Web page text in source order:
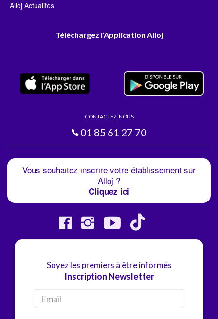
Alloj Actualités
Téléchargez l'Application Alloj
CONTACTEZ-NOUS
01 85 61 27 70
Vous souhaitez inscrire votre établissement sur
Alloj ?
Cliquez ici
Soyez les premiers à être informés
Inscription Newsletter